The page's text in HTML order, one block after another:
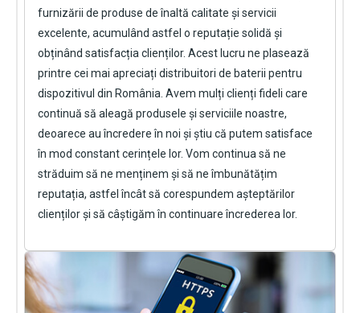
furnizării de produse de înaltă calitate și servicii
excelente, acumulând astfel o reputație solidă și
obținând satisfacția clienților. Acest lucru ne plasează
printre cei mai apreciați distribuitori de baterii pentru
dispozitivul din România. Avem mulți clienți fideli care
continuă să aleagă produsele și serviciile noastre,
deoarece au încredere în noi și știu că putem satisface
în mod constant cerințele lor. Vom continua să ne
străduim să ne menținem și să ne îmbunătățim
reputația, astfel încât să corespundem așteptărilor
clienților și să câștigăm în continuare încrederea lor.